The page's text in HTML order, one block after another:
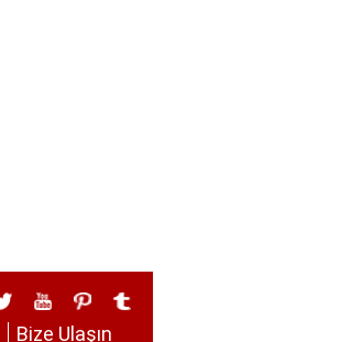
Bize Ulaşın